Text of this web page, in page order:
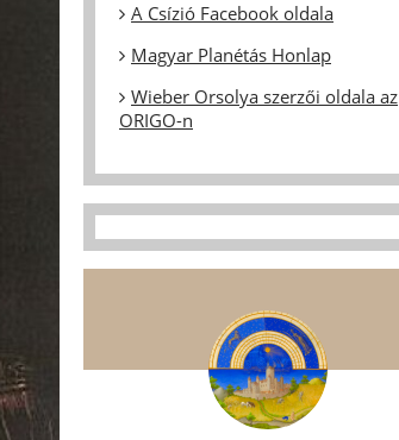
A Csízió Facebook oldala
Magyar Planétás Honlap
Wieber Orsolya szerzői oldala az
ORIGO-n